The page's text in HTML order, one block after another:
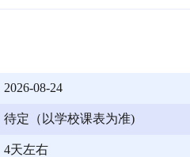
2026-08-24
待定（以学校课表为准)
4天左右